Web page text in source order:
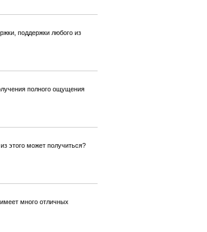
поддержки любого из
полного ощущения
этого может получиться?
много отличных